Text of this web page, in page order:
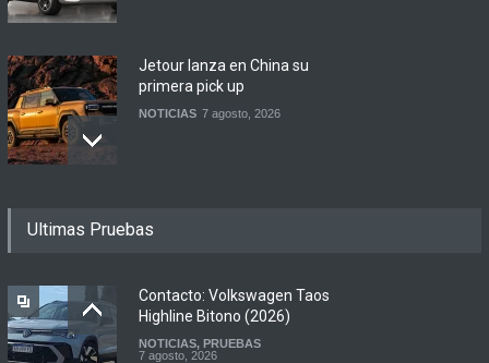
Jetour lanza en China su
primera pick up
NOTICIAS 7 agosto, 2026
renovadas S2 y Skua 150 en
7 agosto, 2026
Argentina y Ecuador
Ultimas Pruebas
Contacto: Volkswagen Taos
Highline Bitono (2026)
NOTICIAS, PRUEBAS
7 agosto, 2026